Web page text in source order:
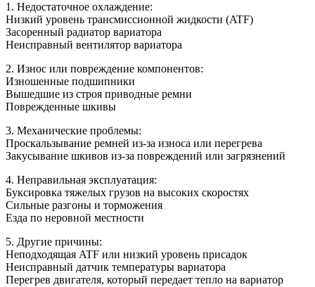
1. Недостаточное охлаждение:
Низкий уровень трансмиссионной жидкости (ATF)
Засоренный радиатор вариатора
Неисправный вентилятор вариатора
2. Износ или повреждение компонентов:
Изношенные подшипники
Вышедшие из строя приводные ремни
Поврежденные шкивы
3. Механические проблемы:
Проскальзывание ремней из-за износа или перегрева
Закусывание шкивов из-за повреждений или загрязнений
4. Неправильная эксплуатация:
Буксировка тяжелых грузов на высоких скоростях
Сильные разгоны и торможения
Езда по неровной местности
5. Другие причины:
Неподходящая ATF или низкий уровень присадок
Неисправный датчик температуры вариатора
Перегрев двигателя, который передает тепло на вариатор